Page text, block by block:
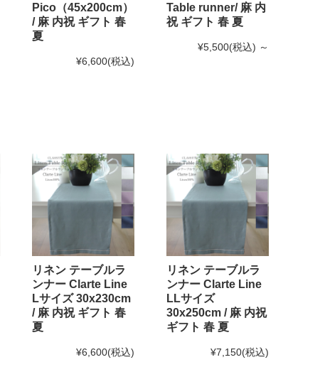
Pico（45x200cm）
/ 麻 内祝 ギフト 春
夏
¥6,600(税込)
Table runner/ 麻 内
祝 ギフト 春 夏
¥5,500(税込) ～
リネン テーブルラ
ンナー Clarte Line
Lサイズ 30x230cm
/ 麻 内祝 ギフト 春
夏
¥6,600(税込)
リネン テーブルラ
ンナー Clarte Line
LLサイズ
30x250cm / 麻 内祝
ギフト 春 夏
¥7,150(税込)